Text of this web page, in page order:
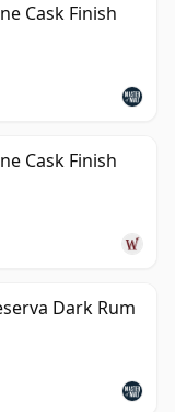
Cask Finish
Cask Finish
Dark Rum